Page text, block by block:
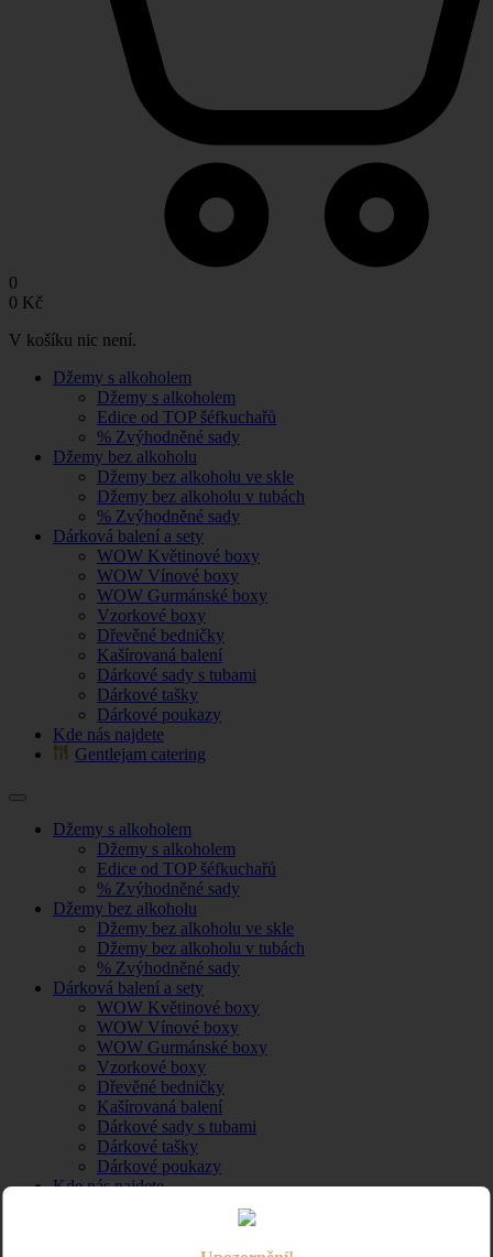
0
0 Kč
V košíku nic není.
Džemy s alkoholem
Džemy s alkoholem
Edice od TOP šéfkuchařů
% Zvýhodněné sady
Džemy bez alkoholu
Džemy bez alkoholu ve skle
Džemy bez alkoholu v tubách
% Zvýhodněné sady
Dárková balení a sety
WOW Květinové boxy
WOW Vínové boxy
WOW Gurmánské boxy
Vzorkové boxy
Dřevěné bedničky
Kašírovaná balení
Dárkové sady s tubami
Dárkové tašky
Dárkové poukazy
Kde nás najdete
Gentlejam catering
Džemy s alkoholem
Džemy s alkoholem
Edice od TOP šéfkuchařů
% Zvýhodněné sady
Džemy bez alkoholu
Džemy bez alkoholu ve skle
Džemy bez alkoholu v tubách
% Zvýhodněné sady
Dárková balení a sety
WOW Květinové boxy
WOW Vínové boxy
WOW Gurmánské boxy
Vzorkové boxy
Dřevěné bedničky
Kašírovaná balení
Dárkové sady s tubami
Dárkové tašky
Dárkové poukazy
Kde nás najdete